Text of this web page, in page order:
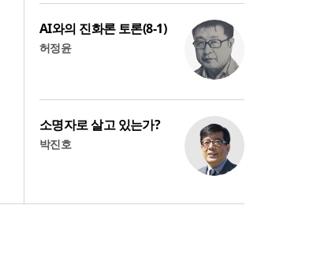
AI와의 진화론 토론(8-1)
허정윤
소명자로 살고 있는가?
박진호